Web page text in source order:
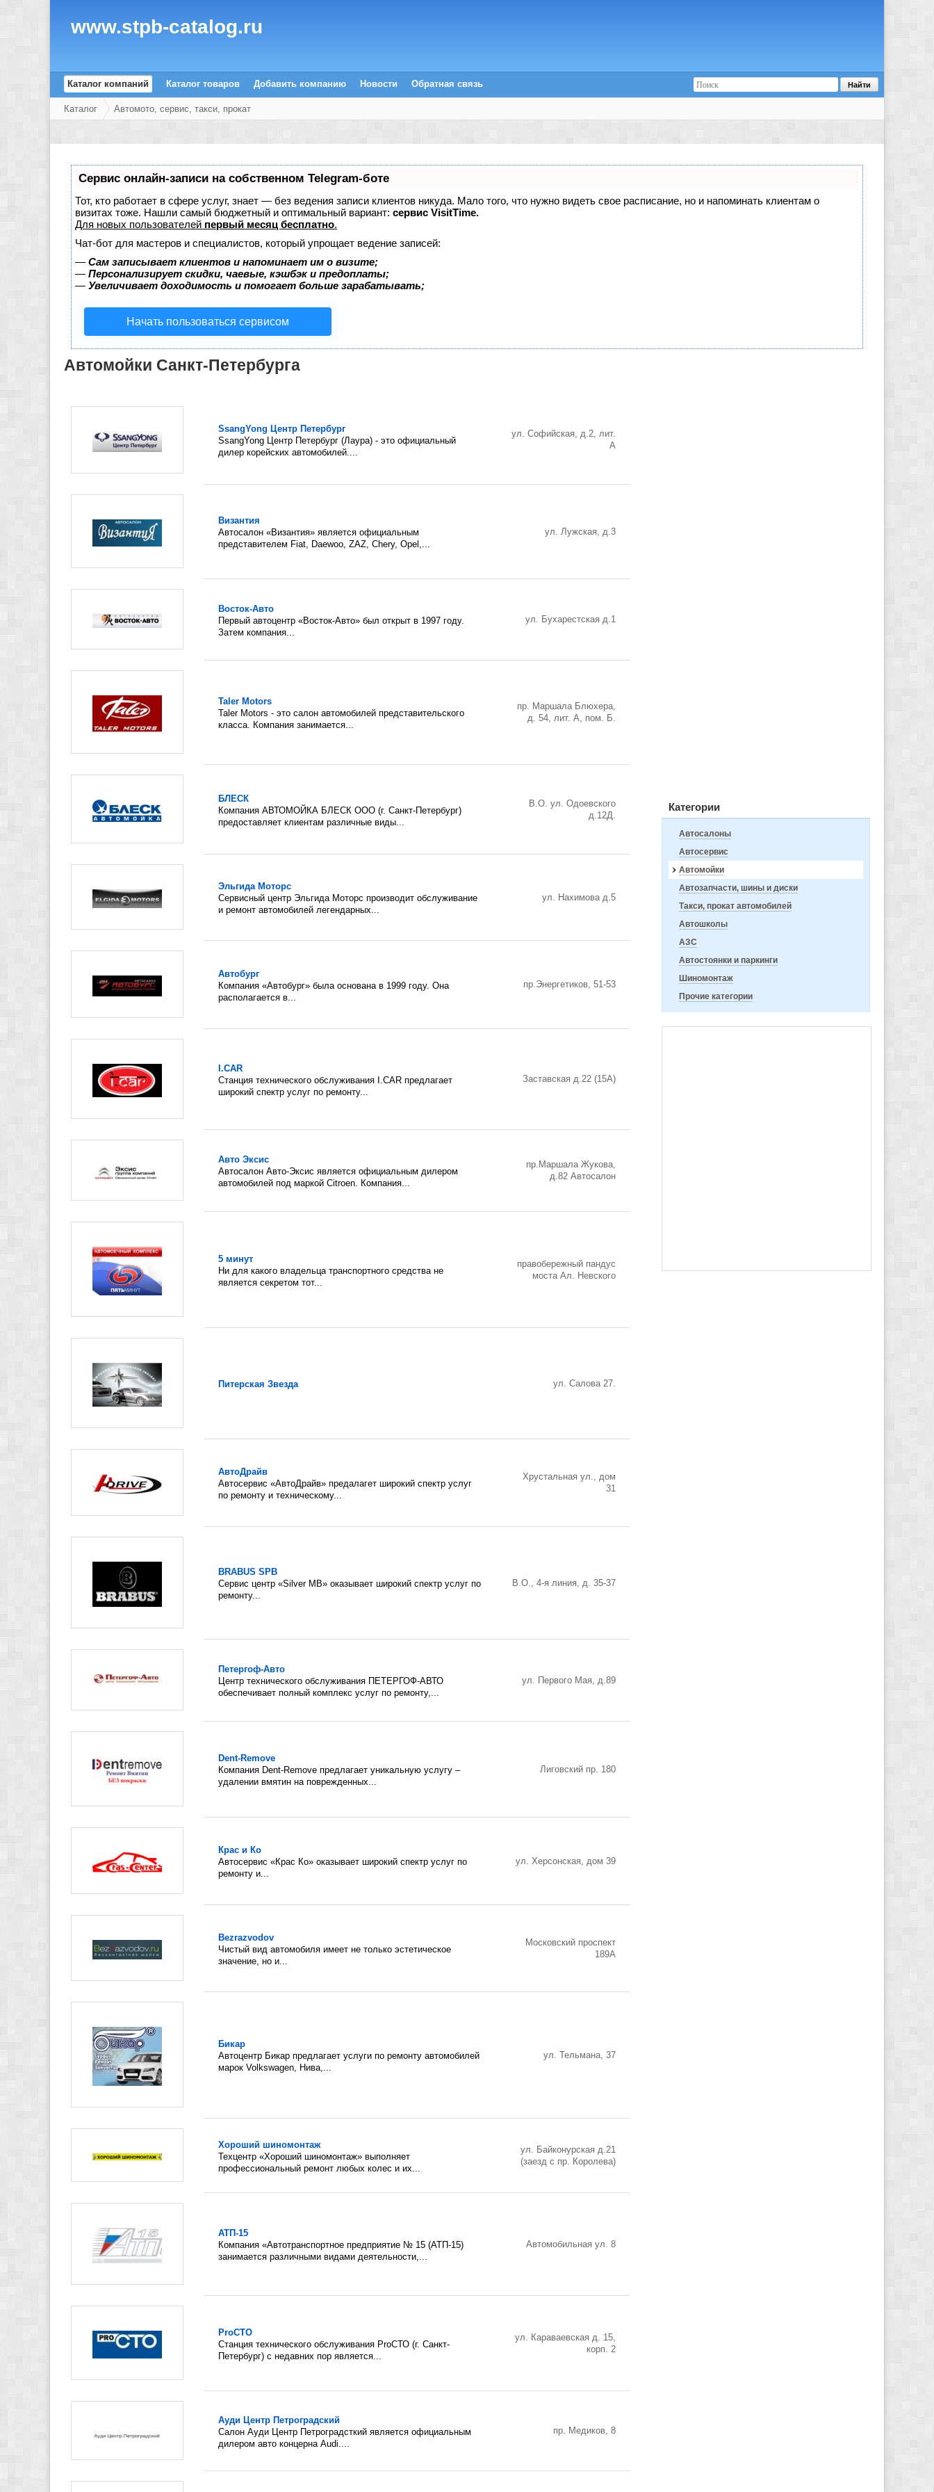
www.stpb-catalog.ru
Каталог компаний Каталог товаров Добавить компанию Новости Обратная связь
Каталог Автомото, сервис, такси, прокат
Сервис онлайн-записи на собственном Telegram-боте
Тот, кто работает в сфере услуг, знает — без ведения записи клиентов никуда. Мало того, что нужно видеть свое расписание, но и напоминать клиентам о
визитах тоже. Нашли самый бюджетный и оптимальный вариант: сервис VisitTime.
Для новых пользователей первый месяц бесплатно.
Чат-бот для мастеров и специалистов, который упрощает ведение записей:
— Сам записывает клиентов и напоминает им о визите;
— Персонализирует скидки, чаевые, кэшбэк и предоплаты;
— Увеличивает доходимость и помогает больше зарабатывать;
Начать пользоваться сервисом
Категории
Автосалоны
Автосервис
Автомойки
Автозапчасти, шины и диски
Такси, прокат автомобилей
Автошколы
АЗС
Автостоянки и паркинги
Шиномонтаж
Прочие категории
Автомойки Санкт-Петербурга
SsangYong Центр Петербург
SsangYong Центр Петербург (Лаура) - это официальный
дилер корейских автомобилей....
ул. Софийская, д.2, лит.
А
Византия
Автосалон «Византия» является официальным
представителем Fiat, Daewoo, ZAZ, Chery, Opel,...
ул. Лужская, д.3
Восток-Авто
Первый автоцентр «Восток-Авто» был открыт в 1997 году.
Затем компания...
ул. Бухарестская д.1
Taler Motors
Taler Motors - это салон автомобилей представительского
класса. Компания занимается...
пр. Маршала Блюхера,
д. 54, лит. А, пом. Б.
БЛЕСК
Компания АВТОМОЙКА БЛЕСК ООО (г. Санкт-Петербург)
предоставляет клиентам различные виды...
В.О. ул. Одоевского
д.12Д.
Эльгида Моторс
Сервисный центр Эльгида Моторс производит обслуживание
и ремонт автомобилей легендарных...
ул. Нахимова д.5
Автобург
Компания «Автобург» была основана в 1999 году. Она
располагается в...
пр.Энергетиков, 51-53
I.CAR
Станция технического обслуживания I.CAR предлагает
широкий спектр услуг по ремонту...
Заставская д.22 (15А)
Авто Эксис
Автосалон Авто-Эксис является официальным дилером
автомобилей под маркой Citroen. Компания...
пр.Маршала Жукова,
д.82 Автосалон
5 минут
Ни для какого владельца транспортного средства не
является секретом тот...
правобережный пандус
моста Ал. Невского
Питерская Звезда ул. Салова 27.
АвтоДрайв
Автосервис «АвтоДрайв» предалагет широкий спектр услуг
по ремонту и техническому...
Хрустальная ул., дом
31
BRABUS SPB
Сервис центр «Silver MB» оказывает широкий спектр услуг по
ремонту...
В.О., 4-я линия, д. 35-37
Петергоф-Авто
Центр технического обслуживания ПЕТЕРГОФ-АВТО
обеспечивает полный комплекс услуг по ремонту,...
ул. Первого Мая, д.89
Dent-Remove
Компания Dent-Remove предлагает уникальную услугу –
удалении вмятин на поврежденных...
Лиговский пр. 180
Крас и Ко
Автосервис «Крас Ко» оказывает широкий спектр услуг по
ремонту и...
ул. Херсонская, дом 39
Bezrazvodov
Чистый вид автомобиля имеет не только эстетическое
значение, но и...
Московский проспект
189А
Бикар
Автоцентр Бикар предлагает услуги по ремонту автомобилей
марок Volkswagen, Нива,...
ул. Тельмана, 37
Хороший шиномонтаж
Техцентр «Хороший шиномонтаж» выполняет
профессиональный ремонт любых колес и их...
ул. Байконурская д.21
(заезд с пр. Королева)
АТП-15
Компания «Автотранспортное предприятие № 15 (АТП-15)
занимается различными видами деятельности,...
Автомобильная ул. 8
ProСТО
Станция технического обслуживания ProСТО (г. Санкт-
Петербург) с недавних пор является...
ул. Караваевская д. 15,
корп. 2
Ауди Центр Петроградский
Салон Ауди Центр Петроградсткий является официальным
дилером авто концерна Audi....
пр. Медиков, 8